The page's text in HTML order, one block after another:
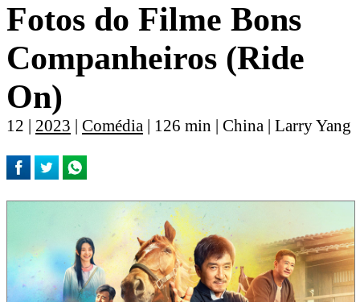
Fotos do Filme Bons
Companheiros (Ride
On)
12 | 2023 | Comédia | 126 min | China | Larry Yang